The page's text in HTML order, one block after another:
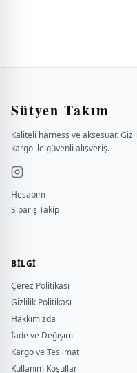
Sütyen Takım
Kaliteli harness ve aksesuar. Gizli
kargo ile güvenli alışveriş.
Hesabım
Sipariş Takip
BILGI
Çerez Politikası
Gizlilik Politikası
Hakkımızda
İade ve Değişim
Kargo ve Teslimat
Kullanım Koşulları